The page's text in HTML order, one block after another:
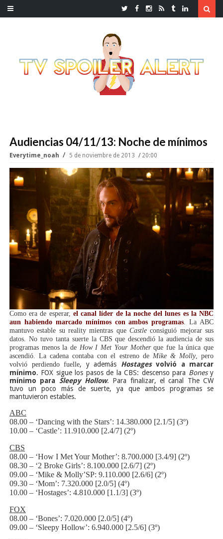
Audiencias 04/11/13: Noche de mínimos
Everytime_noah 5 de noviembre de 2013 20:00
Como era de esperar, el canal líder de la noche del lunes es la NBC
aun habiendo marcado mínimos con ambos programas . La ABC
mantuvo estable su reality mientras que Castle consiguió mejorar sus
datos. No tuvo tanta suerte la CBS que descendió la audiencia de sus
programas menos la de How I Met Your Motherque fue la única que
ascendió. La cadena contaba con el estreno de Mike & Molly, pero
volvió perdiendo fuelle, y además Hostagesvolvió a marcar
mínimo. FOX sigue los pasos de la CBS: descenso para Bonesy
mínimo para Sleepy Hollow. Para finalizar, el canal The CW
tuvo un poco más de suerte, ya que ambos programas se
mantuvieron estables.
ABC
08.00 – ‘Dancing with the Stars’: 14.380.000 [2.1/5] (3º)
10.00 – ‘Castle’: 11.910.000 [2.4/7] (2º)
CBS
08.00 – ‘How I Met Your Mother’: 8.700.000 [3.4/9] (2º)
08.30 – ‘2 Broke Girls’: 8.100.000 [2.6/7] (2º)
09.00 – ‘Mike & Molly’SP: 9.110.000 [2.6/6] (2º)
09.30 – ‘Mom’: 7.320.000 [2.0/5] (4º)
10.00 – ‘Hostages’: 4.810.000 [1.1/3] (3º)
FOX
08.00 – ‘Bones’: 7.020.000 [2.0/5] (4º)
09.00 – ‘Sleepy Hollow’: 6.940.000 [2.5/6] (3º)